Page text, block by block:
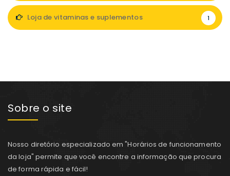
Loja de vitaminas e suplementos 1
Sobre o site
Nosso diretório especializado em "Horários de funcionamento
da loja" permite que você encontre a informação que procura
de forma rápida e fácil!